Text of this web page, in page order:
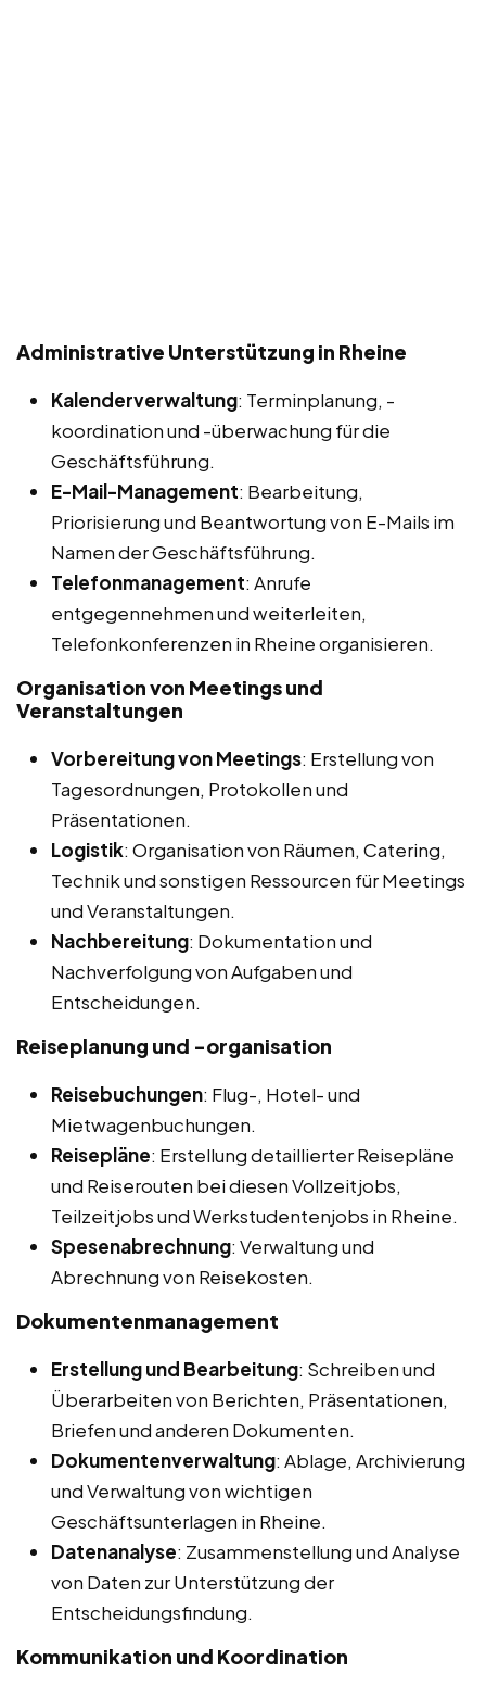
Administrative Unterstützung in Rheine
Kalenderverwaltung: Terminplanung, -
koordination und -überwachung für die
Geschäftsführung.
E-Mail-Management: Bearbeitung,
Priorisierung und Beantwortung von E-Mails im
Namen der Geschäftsführung.
Telefonmanagement: Anrufe
entgegennehmen und weiterleiten,
Telefonkonferenzen in Rheine organisieren.
Organisation von Meetings und
Veranstaltungen
Vorbereitung von Meetings: Erstellung von
Tagesordnungen, Protokollen und
Präsentationen.
Logistik: Organisation von Räumen, Catering,
Technik und sonstigen Ressourcen für Meetings
und Veranstaltungen.
Nachbereitung: Dokumentation und
Nachverfolgung von Aufgaben und
Entscheidungen.
Reiseplanung und -organisation
Reisebuchungen: Flug-, Hotel- und
Mietwagenbuchungen.
Reisepläne: Erstellung detaillierter Reisepläne
und Reiserouten bei diesen Vollzeitjobs,
Teilzeitjobs und Werkstudentenjobs in Rheine.
Spesenabrechnung: Verwaltung und
Abrechnung von Reisekosten.
Dokumentenmanagement
Erstellung und Bearbeitung: Schreiben und
Überarbeiten von Berichten, Präsentationen,
Briefen und anderen Dokumenten.
Dokumentenverwaltung: Ablage, Archivierung
und Verwaltung von wichtigen
Geschäftsunterlagen in Rheine.
Datenanalyse: Zusammenstellung und Analyse
von Daten zur Unterstützung der
Entscheidungsfindung.
Kommunikation und Koordination